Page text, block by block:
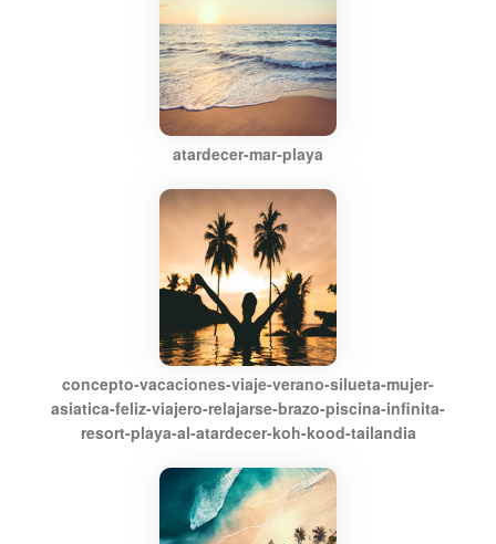
atardecer-mar-playa
concepto-vacaciones-viaje-verano-silueta-mujer-
asiatica-feliz-viajero-relajarse-brazo-piscina-infinita-
resort-playa-al-atardecer-koh-kood-tailandia